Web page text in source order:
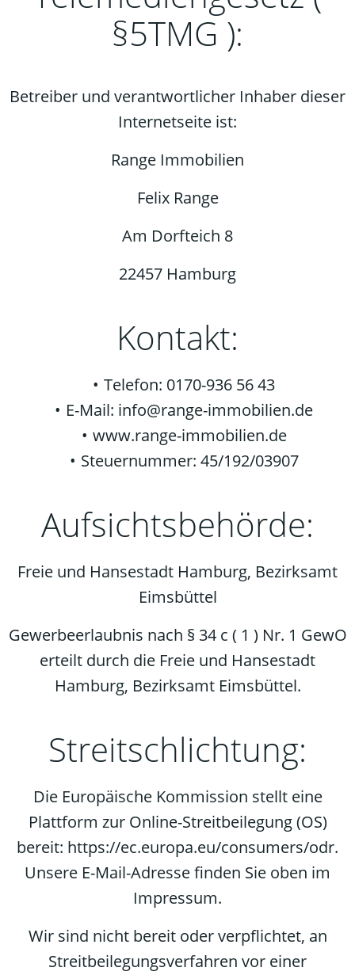
§5TMG ):
Betreiber und verantwortlicher Inhaber dieser
Internetseite ist:
Range Immobilien
Felix Range
Am Dorfteich 8
22457 Hamburg
Kontakt:
Telefon: 0170-936 56 43
E-Mail: info@range-immobilien.de
www.range-immobilien.de
Steuernummer: 45/192/03907
Aufsichtsbehörde:
Freie und Hansestadt Hamburg, Bezirksamt
Eimsbüttel
Gewerbeerlaubnis nach § 34 c ( 1 ) Nr. 1 GewO
erteilt durch die Freie und Hansestadt
Hamburg, Bezirksamt Eimsbüttel.
Streitschlichtung:
Die Europäische Kommission stellt eine
Plattform zur Online-Streitbeilegung (OS)
bereit: https://ec.europa.eu/consumers/odr.
Unsere E-Mail-Adresse finden Sie oben im
Impressum.
Wir sind nicht bereit oder verpflichtet, an
Streitbeilegungsverfahren vor einer